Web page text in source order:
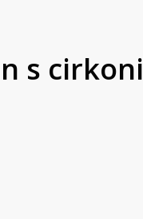
s cirkoni